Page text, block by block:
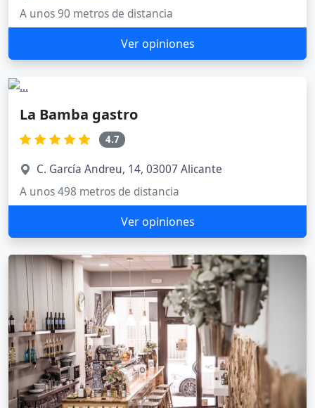
A unos 90 metros de distancia
Ver opiniones
La Bamba gastro
4.7
C. García Andreu, 14, 03007 Alicante
A unos 498 metros de distancia
Ver opiniones